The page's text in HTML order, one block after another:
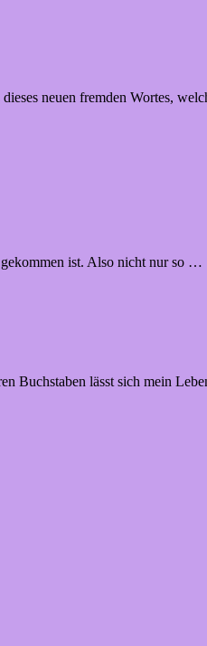
neuen fremden Wortes,
ist. Also nicht nur so …
Buchstaben lässt sich mein